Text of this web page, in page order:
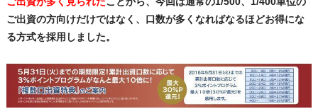
ご出資の方向けだけではなく、口数が多くなればなるほどお得にな
る方式を採用しました。